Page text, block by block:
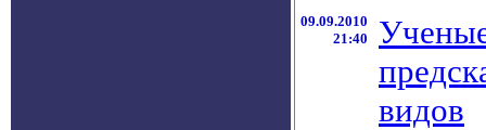
09.09.2010
21:40
видов